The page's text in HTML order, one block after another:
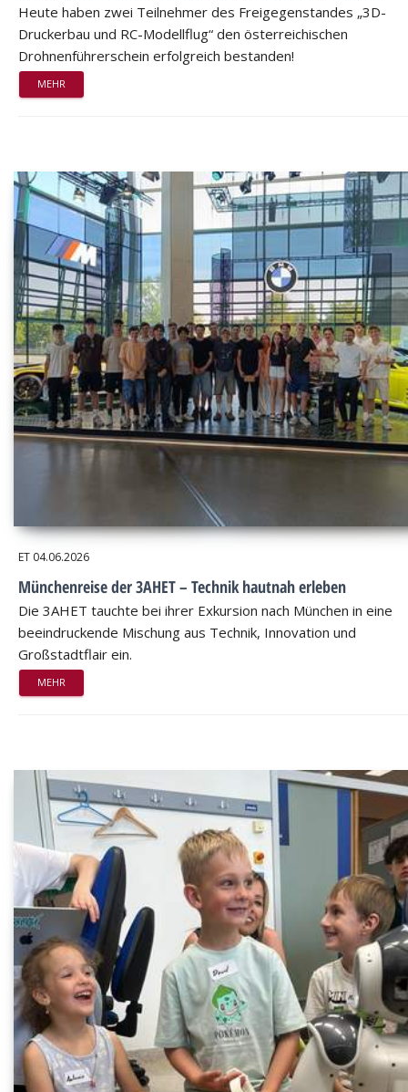
Heute haben zwei Teilnehmer des Freigegenstandes „3D-
Druckerbau und RC-Modellflug“ den österreichischen
Drohnenführerschein erfolgreich bestanden!
MEHR
ET 04.06.2026
Münchenreise der 3AHET – Technik hautnah erleben
Die 3AHET tauchte bei ihrer Exkursion nach München in eine
beeindruckende Mischung aus Technik, Innovation und
Großstadtflair ein.
MEHR